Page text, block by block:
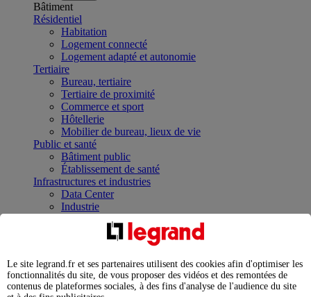
Bâtiment
Résidentiel
Habitation
Logement connecté
Logement adapté et autonomie
Tertiaire
Bureau, tertiaire
Tertiaire de proximité
Commerce et sport
Hôtellerie
Mobilier de bureau, lieux de vie
Public et santé
Bâtiment public
Établissement de santé
Infrastructures et industries
Data Center
Industrie
Infrastructures
Contrôler et planifier le fonctionnement des appareils
Répartir et optimiser son tableau électrique
Legrand Data Center Solutions : concentrer les
expertises au service de vos performances
Le site legrand.fr et ses partenaires utilisent des cookies afin d'optimiser les
fonctionnalités du site, de vous proposer des vidéos et des remontées de
contenus de plateformes sociales, à des fins d'analyse de l'audience du site